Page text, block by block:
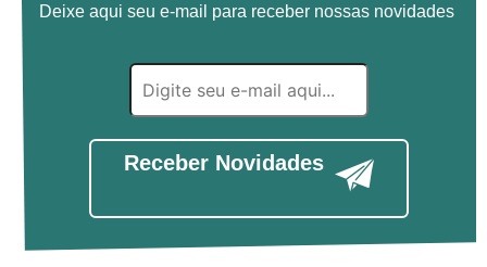
Deixe aqui seu e-mail para receber nossas novidades
Receber Novidades